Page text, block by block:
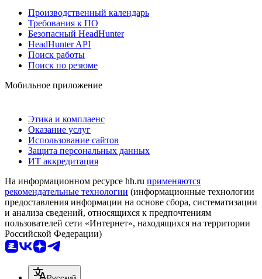
Производственный календарь
Требования к ПО
Безопасный HeadHunter
HeadHunter API
Поиск работы
Поиск по резюме
Мобильное приложение
Этика и комплаенс
Оказание услуг
Использование сайтов
Защита персональных данных
ИТ аккредитация
На информационном ресурсе hh.ru применяются
рекомендательные технологии (информационные технологии
предоставления информации на основе сбора, систематизации
и анализа сведений, относящихся к предпочтениям
пользователей сети «Интернет», находящихся на территории
Российской Федерации)